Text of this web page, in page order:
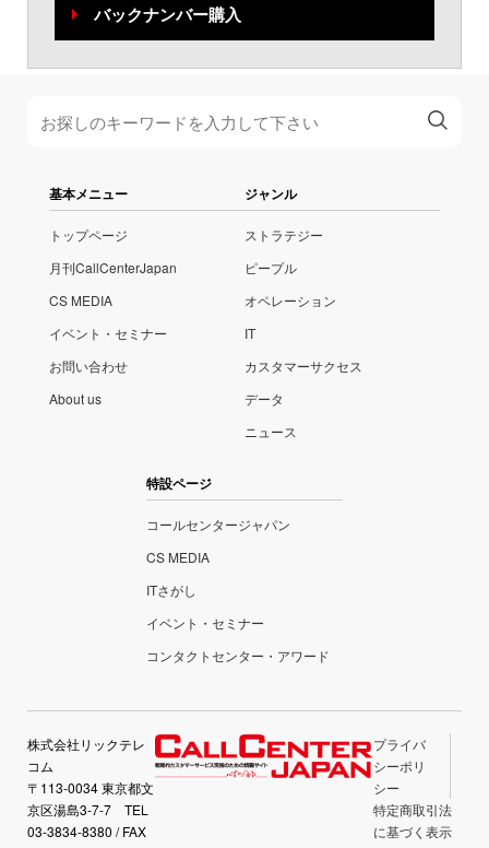
バックナンバー購入
基本メニュー
トップページ
月刊CallCenterJapan
CS MEDIA
イベント・セミナー
お問い合わせ
About us
ジャンル
ストラテジー
ピープル
オペレーション
IT
カスタマーサクセス
データ
ニュース
特設ページ
コールセンタージャパン
CS MEDIA
ITさがし
イベント・セミナー
コンタクトセンター・アワード
株式会社リックテレ
コム
〒113-0034 東京都文
京区湯島3-7-7 TEL
03-3834-8380 / FAX
プライバ
シーポリ
シー
特定商取引法
に基づく表示